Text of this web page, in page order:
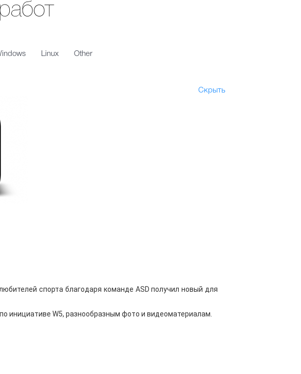
Linux Other
Скрыть
спорта благодаря команде ASD получилновый для
инициативе W5, разнообразным фото и видеоматериалам.